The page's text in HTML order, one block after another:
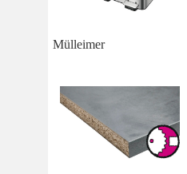
Mülleimer